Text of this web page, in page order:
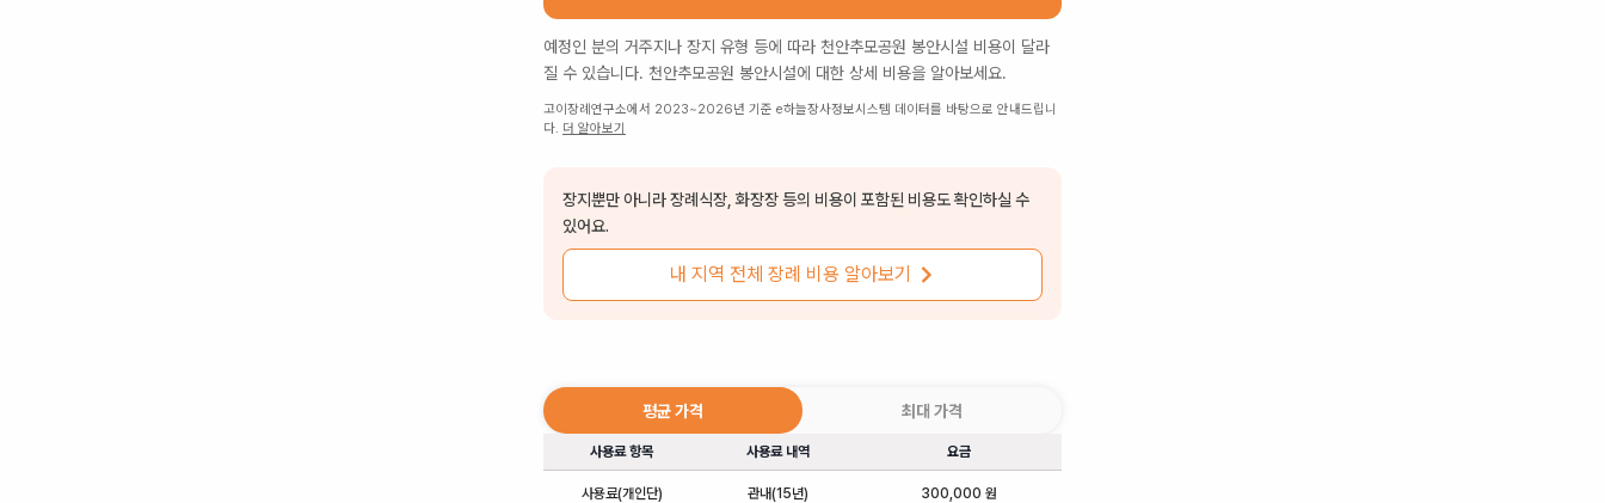
예정인 분의 거주지나 장지 유형 등에 따라 천안추모공원 봉안시설 비용이 달라
질 수 있습니다. 천안추모공원 봉안시설에 대한 상세 비용을 알아보세요.
고이장례연구소에서 2023~2026년 기준 e하늘장사정보시스템 데이터를 바탕으로 안내드립니
다. 더 알아보기
장지뿐만 아니라 장례식장, 화장장 등의 비용이 포함된 비용도 확인하실 수
있어요.
내 지역 전체 장례 비용 알아보기
평균 가격 최대 가격
사용료 항목 사용료 내역 요금
사용료(개인단) 관내(15년) 300,000 원